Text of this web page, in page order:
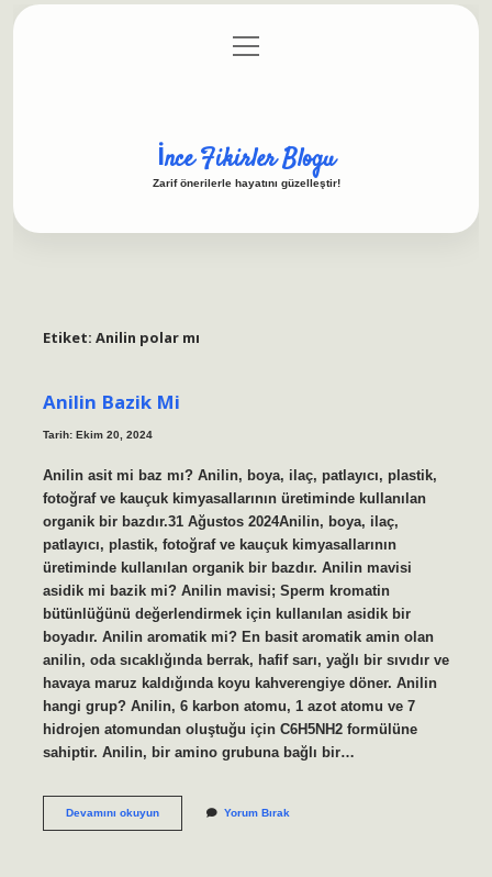
Gizlilik Politikası
menüyü
aç
İnce Fikirler Blogu
Zarif önerilerle hayatını güzelleştir!
Etiket: Anilin polar mı
Anilin Bazik Mi
Tarih: Ekim 20, 2024
Anilin asit mi baz mı? Anilin, boya, ilaç, patlayıcı, plastik,
fotoğraf ve kauçuk kimyasallarının üretiminde kullanılan
organik bir bazdır.31 Ağustos 2024Anilin, boya, ilaç,
patlayıcı, plastik, fotoğraf ve kauçuk kimyasallarının
üretiminde kullanılan organik bir bazdır. Anilin mavisi
asidik mi bazik mi? Anilin mavisi; Sperm kromatin
bütünlüğünü değerlendirmek için kullanılan asidik bir
boyadır. Anilin aromatik mi? En basit aromatik amin olan
anilin, oda sıcaklığında berrak, hafif sarı, yağlı bir sıvıdır ve
havaya maruz kaldığında koyu kahverengiye döner. Anilin
hangi grup? Anilin, 6 karbon atomu, 1 azot atomu ve 7
hidrojen atomundan oluştuğu için C6H5NH2 formülüne
sahiptir. Anilin, bir amino grubuna bağlı bir…
Devamını okuyunAnilin
Yorum Bırak